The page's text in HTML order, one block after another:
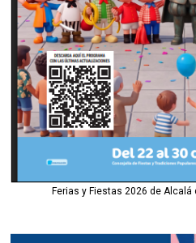
Ferias y Fiestas 2026 de